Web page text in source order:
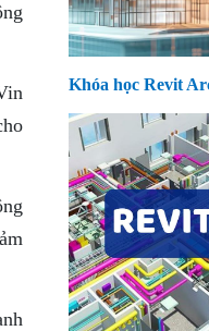
Khóa học Revit